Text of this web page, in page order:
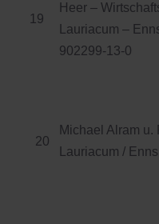
19
Heer –
Lauriacum –
902299-13-0
20
Michael Alram
Lauriacum /